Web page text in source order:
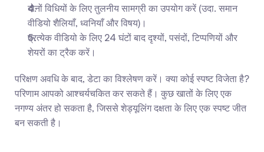
दोनों विधियों के लिए तुलनीय सामग्री का उपयोग करें (उदा. समान
वीडियो शैलियाँ, ध्वनियाँ और विषय)।
प्रत्येक वीडियो के लिए 24 घंटों बाद दृश्यों, पसंदों, टिप्पणियों और
शेयरों का ट्रैक करें।
परिक्षण अवधि के बाद, डेटा का विश्लेषण करें। क्या कोई स्पष्ट विजेता है?
परिणाम आपको आश्चर्यचकित कर सकते हैं। कुछ खातों के लिए एक
नगण्य अंतर हो सकता है, जिससे शेड्यूलिंग दक्षता के लिए एक स्पष्ट जीत
बन सकती है।